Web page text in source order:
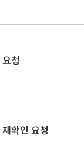
청
확인 요청